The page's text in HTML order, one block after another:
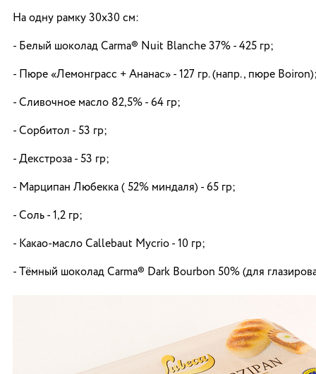
На одну рамку 30х30 см:
- Белый шоколад Carma® Nuit Blanche 37% - 425 гр;
- Пюре «Лемонграсс + Ананас» - 127 гр. (напр., пюре
- Сливочное масло 82,5% - 64 гр;
- Сорбитол - 53 гр;
- Декстроза - 53 гр;
- Марципан Любекка ( 52% миндаля) - 65 гр;
- Соль - 1,2 гр;
- Какао-масло Callebaut Mycrio - 10 гр;
- Тёмный шоколад Carma® Dark Bourbon 50% (для